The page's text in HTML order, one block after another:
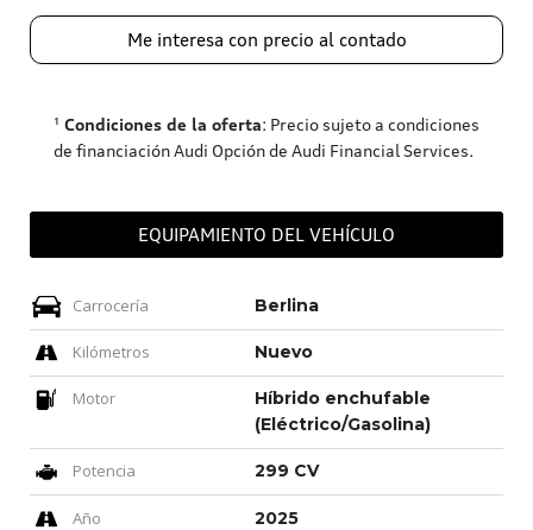
Me interesa con precio al contado
¹ Condiciones de la oferta: Precio sujeto a condiciones
de financiación Audi Opción de Audi Financial Services.
EQUIPAMIENTO DEL VEHÍCULO
Carrocería Berlina
Kilómetros Nuevo
Motor
Híbrido enchufable
(Eléctrico/Gasolina)
Potencia 299 CV
Año 2025